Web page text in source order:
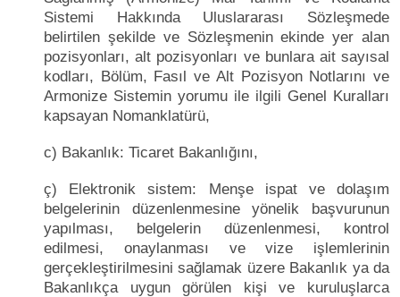
Sistemi Hakkında Uluslararası Sözleşmede
belirtilen şekilde ve Sözleşmenin ekinde yer alan
pozisyonları, alt pozisyonları ve bunlara ait sayısal
kodları, Bölüm, Fasıl ve Alt Pozisyon Notlarını ve
Armonize Sistemin yorumu ile ilgili Genel Kuralları
kapsayan Nomanklatürü,
c) Bakanlık: Ticaret Bakanlığını,
ç) Elektronik sistem: Menşe ispat ve dolaşım
belgelerinin düzenlenmesine yönelik başvurunun
yapılması, belgelerin düzenlenmesi, kontrol
edilmesi, onaylanması ve vize işlemlerinin
gerçekleştirilmesini sağlamak üzere Bakanlık ya da
Bakanlıkça uygun görülen kişi ve kuruluşlarca